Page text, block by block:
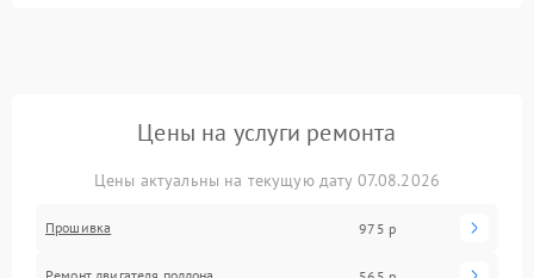
Цены на услуги ремонта
Цены актуальны на текущую дату 07.08.2026
Прошивка 975 р